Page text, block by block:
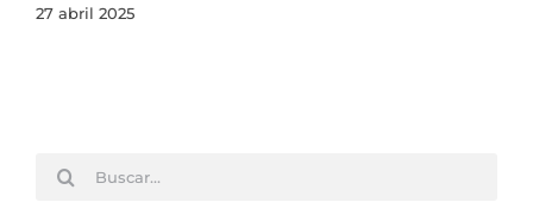
27 abril 2025
Buscar: